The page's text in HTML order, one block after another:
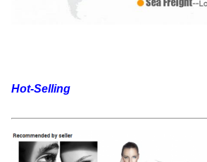
Hot-Selling